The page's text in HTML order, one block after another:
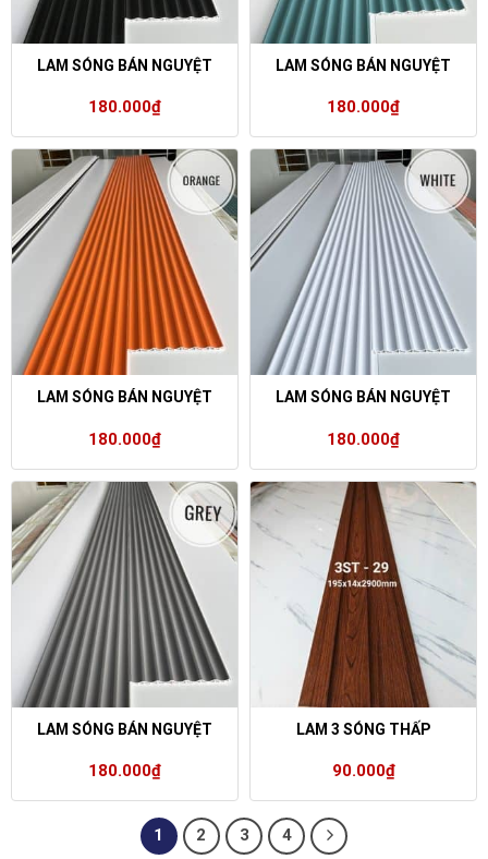
LAM SÓNG BÁN NGUYỆT
180.000₫
LAM SÓNG BÁN NGUYỆT
180.000₫
LAM SÓNG BÁN NGUYỆT
180.000₫
LAM SÓNG BÁN NGUYỆT
180.000₫
LAM SÓNG BÁN NGUYỆT
180.000₫
LAM 3 SÓNG THẤP
90.000₫
1 2 3 4